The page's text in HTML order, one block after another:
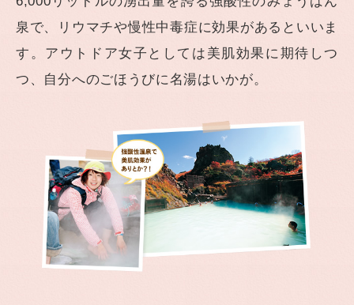
泉で、リウマチや慢性中毒症に効果があるといいま
す。アウトドア女子としては美肌効果に期待しつ
つ、自分へのごほうびに名湯はいかが。